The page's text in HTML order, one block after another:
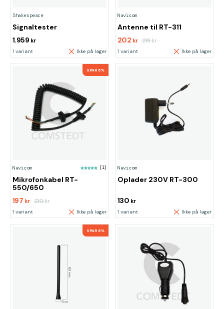
Shakespeare
Signaltester
1.959 kr
1 variant Ikke på lager
Navicom
Antenne til RT-311
202 kr 215kr
1 variant Ikke på lager
SPAR 6%
Navicom (1)
Mikrofonkabel RT-
550/650
197 kr 210kr
1 variant Ikke på lager
Navicom
Oplader 230V RT-300
130 kr
1 variant Ikke på lager
SPAR 6%